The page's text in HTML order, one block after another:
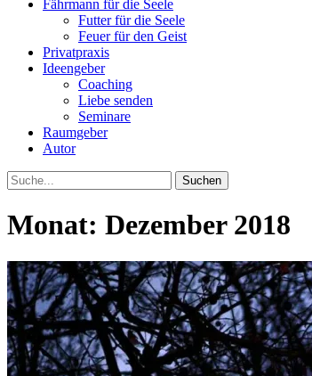
Fährmann für die Seele
Futter für die Seele
Feuer für den Geist
Privatpraxis
Ideengeber
Coaching
Liebe senden
Seminare
Raumgeber
Autor
Suche
Monat: Dezember 2018